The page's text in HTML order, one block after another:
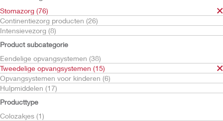
Stomazorg (76)
Continentiezorg producten (26)
Intensievezorg (8)
Product subcategorie
Eendelige opvangsystemen (38)
Tweedelige opvangsystemen (15)
Opvangsystemen voor kinderen (6)
Hulpmiddelen (17)
Producttype
Colozakjes (1)
Stomazorg
Tweedelige opvangsystemen
Uw selectie komt overeen met
Sorteren op: